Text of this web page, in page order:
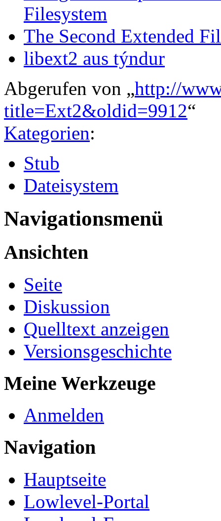
Filesystem
The Second Extended
libext2 aus týndur
Abgerufen von „http://
title=Ext2&oldid=9912“
Kategorien:
Stub
Dateisystem
Navigationsmenü
Ansichten
Seite
Diskussion
Quelltext anzeigen
Versionsgeschichte
Meine Werkzeuge
Anmelden
Navigation
Hauptseite
Lowlevel-Portal